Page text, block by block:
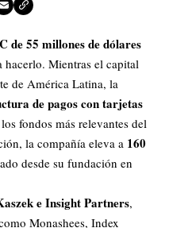
de 55 millones de dólares
Mientras el capital
de América Latina, la
de pagos con tarjetas
fondos más relevantes del
la compañía eleva a 160
desde su fundación en
e Insight Partners,
Monashees, Index